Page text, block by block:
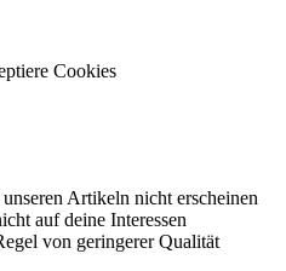
Cookies
Artikeln nicht erscheinen
auf deine Interessen
von geringerer Qualität